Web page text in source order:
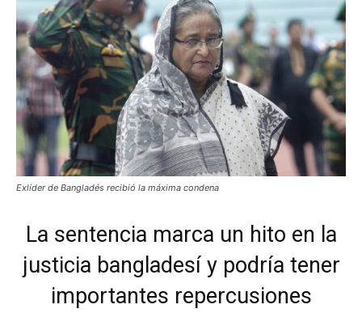
Exlíder de Bangladés recibió la máxima condena
La sentencia marca un hito en la
justicia bangladesí y podría tener
importantes repercusiones